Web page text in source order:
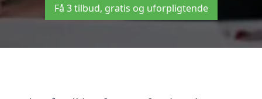
Få 3 tilbud, gratis og uforpligtende